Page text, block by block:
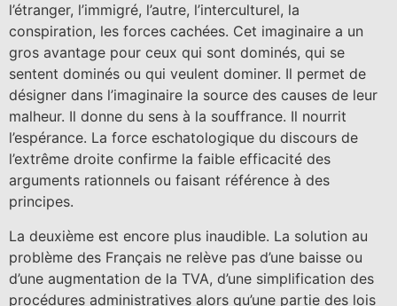
l’étranger, l’immigré, l’autre, l’interculturel, la
conspiration, les forces cachées. Cet imaginaire a un
gros avantage pour ceux qui sont dominés, qui se
sentent dominés ou qui veulent dominer. Il permet de
désigner dans l’imaginaire la source des causes de leur
malheur. Il donne du sens à la souffrance. Il nourrit
l’espérance. La force eschatologique du discours de
l’extrême droite confirme la faible efficacité des
arguments rationnels ou faisant référence à des
principes.
La deuxième est encore plus inaudible. La solution au
problème des Français ne relève pas d’une baisse ou
d’une augmentation de la TVA, d’une simplification des
procédures administratives alors qu’une partie des lois